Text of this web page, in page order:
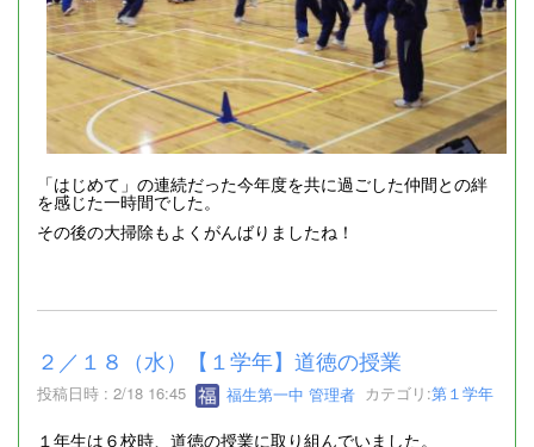
「はじめて」の連続だった今年度を共に過ごした仲間との絆
を感じた一時間でした。
その後の大掃除もよくがんばりましたね！
２／１８（水）【１学年】道徳の授業
投稿日時 : 2/18 16:45 福生第一中 管理者 カテゴリ:第１学年
１年生は６校時、道徳の授業に取り組んでいました。